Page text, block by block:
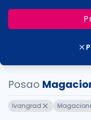
Posao
Ivangrad